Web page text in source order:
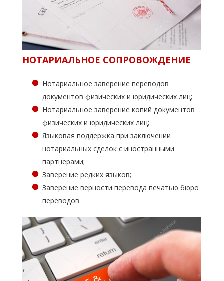
НОТАРИАЛЬНОЕ СОПРОВОЖДЕНИЕ
Нотариальное заверение переводов
документов физических и юридических лиц;
Нотариальное заверение копий документов
физических и юридических лиц;
Языковая поддержка при заключении
нотариальных сделок с иностранными
партнерами;
Заверение редких языков;
Заверение верности перевода печатью бюро
переводов